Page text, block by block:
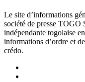
Le site d’informations
société de presse TOGO
indépendante togolaise
informations d’ordre et
crédo.